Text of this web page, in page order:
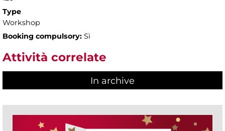
Type
Workshop
Booking compulsory: Sì
Attività correlate
In archive